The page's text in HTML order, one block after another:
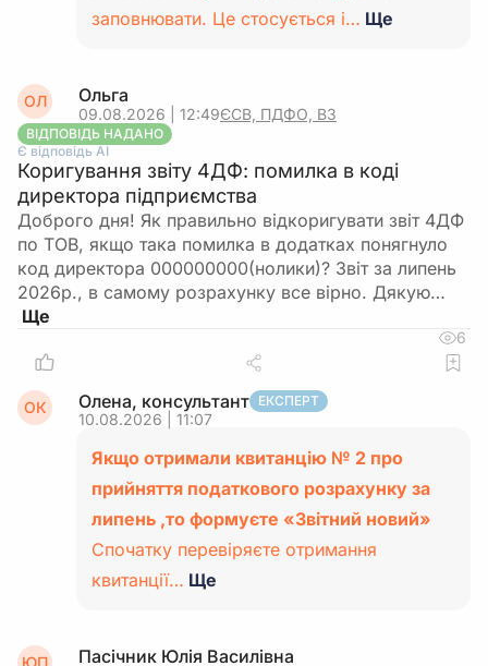
заповнювати. Це стосується і… Ще
ОЛ Ольга
09.08.2026 | 12:49ЄСВ, ПДФО, ВЗ
ВІДПОВІДЬ НАДАНО
Є відповідь АІ
Коригування звіту 4ДФ: помилка в коді
директора підприємства
Доброго дня! Як правильно відкоригувати звіт 4ДФ
по ТОВ, якщо така помилка в додатках понягнуло
код директора 000000000(нолики)? Звіт за липень
2026р., в самому розрахунку все вірно. Дякую…
6
ОК Олена, консультант ЕКСПЕРТ
10.08.2026 | 11:07
Якщо отримали квитанцію № 2 про
прийняття податкового розрахунку за
липень ,то формуєте «Звітний новий»
Спочатку перевіряєте отримання
квитанції… Ще
ЮП Пасічник Юлія Василівна